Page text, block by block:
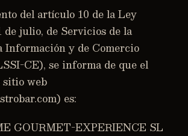
del artículo 10 de la Ley
de julio, de Servicios de la
Información y de Comercio
CE), se informa de que el
web
es:
GOURMET-EXPERIENCE SL